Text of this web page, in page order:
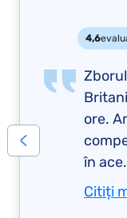
4,6
ore.
în
Citiți